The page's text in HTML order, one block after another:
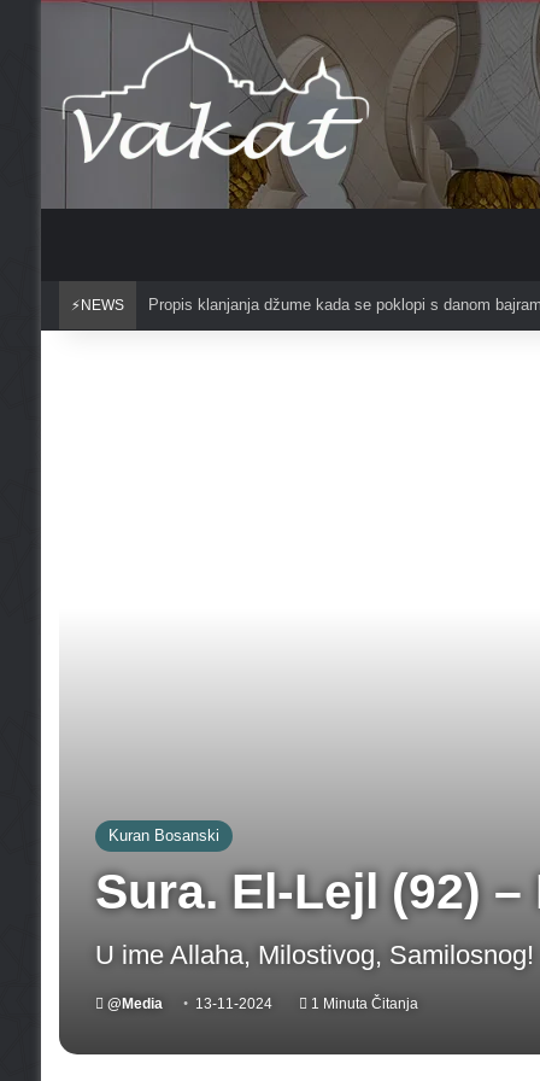
⚡NEWS Propis klanjanja džume kada se poklopi s danom
Kuran Bosanski
Sura. El-Lejl (92) –
U ime Allaha, Milostivog, Samilosnog!
@Media 13-11-2024 1 Minuta Čitanja